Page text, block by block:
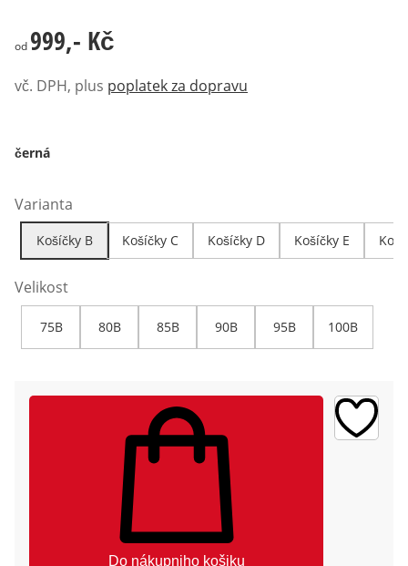
999,- Kč
od 999,- Kč
vč. DPH, plus poplatek za dopravu
černá
Varianta
Košíčky B Košíčky C Košíčky D Košíčky E
Velikost
75B 80B 85B 90B 95B 100B
Do nákupniho košiku